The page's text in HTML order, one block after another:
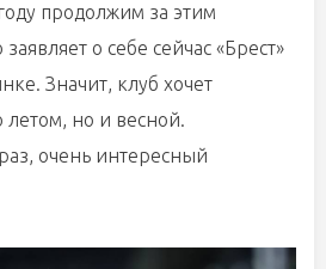
продолжим за этим
о себе сейчас «Брест»
Значит, клуб хочет
летом, но и весной.
очень интересный